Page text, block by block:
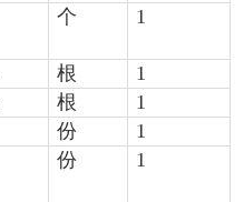
个 1
根
1
根
1
份
1
份 1